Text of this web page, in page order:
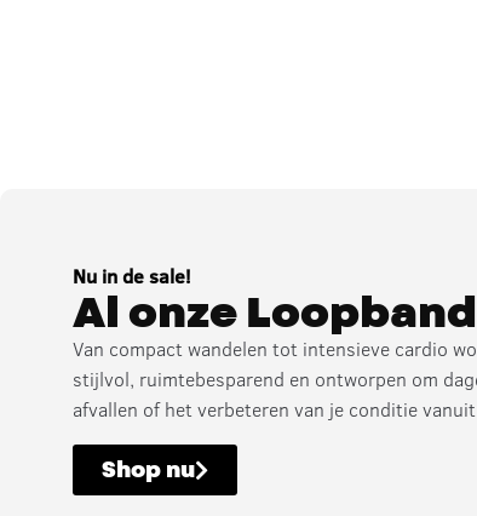
Nu in de sale!
Al onze
Van compact wandelen tot intensieve cardio
stijlvol, ruimtebesparend en ontworpen om
afvallen of het verbeteren van je conditie
Shop nu